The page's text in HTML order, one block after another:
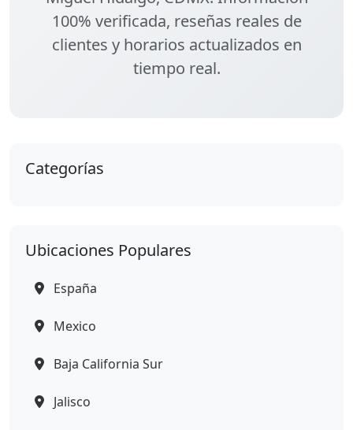
100% verificada, reseñas reales de
clientes y horarios actualizados en
tiempo real.
Categorías
Ubicaciones Populares
España
Mexico
Baja California Sur
Jalisco